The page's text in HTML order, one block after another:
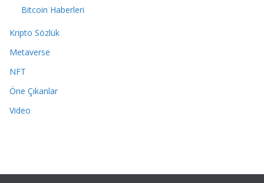
Bitcoin Haberleri
Kripto Sözlük
Metaverse
NFT
Öne Çıkanlar
Video